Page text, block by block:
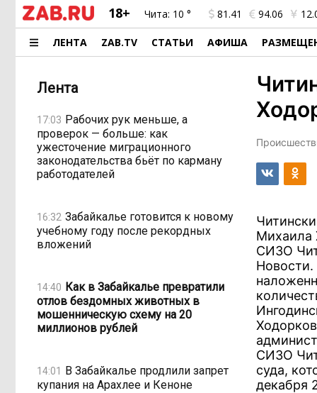
18+ Чита: 10 ° 81.41 94.06
ЛЕНТА ZAB.TV СТАТЬИ АФИША
Лента
17:03 Рабочих рук меньше, а
проверок — больше: как
ужесточение миграционного
законодательства бьёт по карману
работодателей
16:32 Забайкалье готовится к новому
учебному году после рекордных
вложений
14:40 Как в Забайкалье превратили
отлов бездомных животных в
мошенническую схему на 20
миллионов рублей
14:01 В Забайкалье продлили запрет
купания на Арахлее и Кеноне
Михаила
СИЗО
Новости.
СИЗО
суда,
декабря